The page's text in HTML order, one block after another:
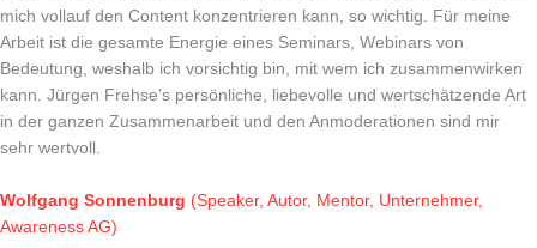
mich vollauf den Content konzentrieren kann, so wichtig. Für meine
Arbeit ist die gesamte Energie eines Seminars, Webinars von
Bedeutung, weshalb ich vorsichtig bin, mit wem ich zusammenwirken
kann. Jürgen Frehse’s persönliche, liebevolle und wertschätzende Art
in der ganzen Zusammenarbeit und den Anmoderationen sind mir
sehr wertvoll.
Wolfgang Sonnenburg (Speaker, Autor, Mentor, Unternehmer,
Awareness AG)